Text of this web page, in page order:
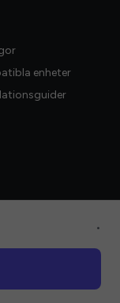
enheter
•